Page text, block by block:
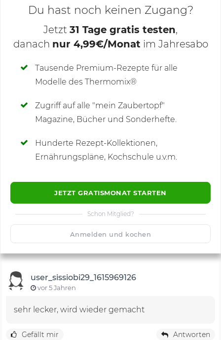
Deine Notizen
Du hast noch keinen Zugang?
Jetzt 31 Tage gratis testen,
danach nur 4,99€/Monat im Jahresabo
Tausende Premium-Rezepte für alle
Modelle des Thermomix®
Zugriff auf alle "mein Zaubertopf"
Magazine, Bücher und Sonderhefte.
Hunderte Rezept-Kollektionen,
Ernährungspläne, Kochschule u.v.m.
JETZT GRATISMONAT STARTEN
Schon Mitglied?
Anmelden und kochen
Kommentare(1)
🙂 Speichern
user_sissiobi29_1615969126
vor 5 Jahren
sehr lecker, wird wieder gemacht
Gefällt mir Antworten